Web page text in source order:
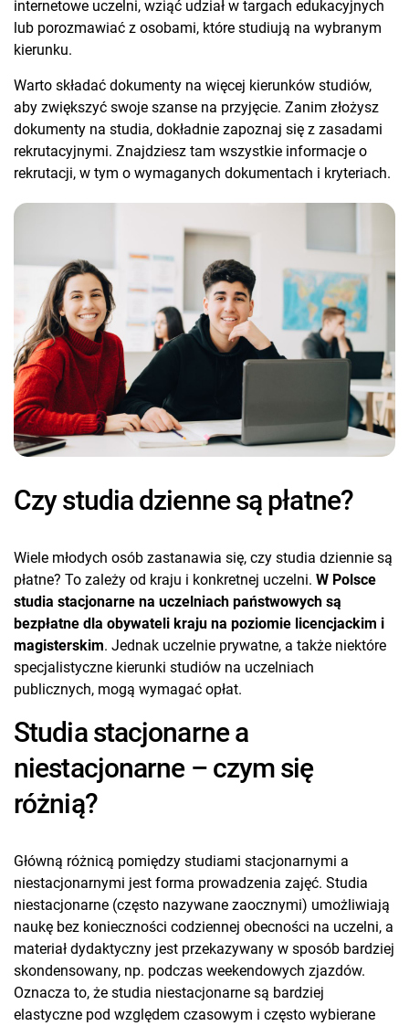
internetowe uczelni, wziąć udział w targach edukacyjnych
lub porozmawiać z osobami, które studiują na wybranym
kierunku.
Warto składać dokumenty na więcej kierunków studiów,
aby zwiększyć swoje szanse na przyjęcie. Zanim złożysz
dokumenty na studia, dokładnie zapoznaj się z zasadami
rekrutacyjnymi. Znajdziesz tam wszystkie informacje o
rekrutacji, w tym o wymaganych dokumentach i kryteriach.
Czy studia dzienne są płatne?
Wiele młodych osób zastanawia się, czy studia dziennie są
płatne? To zależy od kraju i konkretnej uczelni. W Polsce
studia stacjonarne na uczelniach państwowych są
bezpłatne dla obywateli kraju na poziomie licencjackim i
magisterskim. Jednak uczelnie prywatne, a także niektóre
specjalistyczne kierunki studiów na uczelniach
publicznych, mogą wymagać opłat.
Studia stacjonarne a
niestacjonarne – czym się
różnią?
Główną różnicą pomiędzy studiami stacjonarnymi a
niestacjonarnymi jest forma prowadzenia zajęć. Studia
niestacjonarne (często nazywane zaocznymi) umożliwiają
naukę bez konieczności codziennej obecności na uczelni, a
materiał dydaktyczny jest przekazywany w sposób bardziej
skondensowany, np. podczas weekendowych zjazdów.
Oznacza to, że studia niestacjonarne są bardziej
elastyczne pod względem czasowym i często wybierane